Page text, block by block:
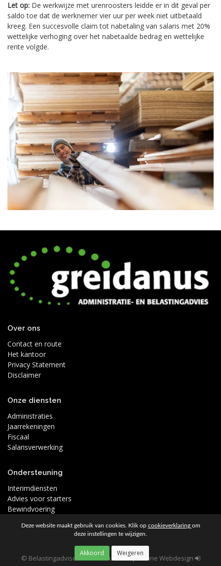
Deze website maakt gebruik van cookies. Klik op cookieverklaring om
deze instellingen te wijzigen.
Let op: De werkwijze met urenroosters leidde er in dit geval per
saldo toe dat de werknemer vier uur per week niet uitbetaald
kreeg. Een succesvolle claim tot nabetaling van salaris met 20%
wettelijke verhoging over het nabetaalde bedrag en wettelijke
rente volgde.
Over ons
Contact en route
Het kantoor
Privacy Statement
Disclaimer
Onze diensten
Administraties
Jaarrekeningen
Fiscaal
Salarisverwerking
Ondersteuning
Interimdiensten
Advies voor starters
Bewindvoering
© Belastingadviseur Greidanus 2026| Moune Webdesign